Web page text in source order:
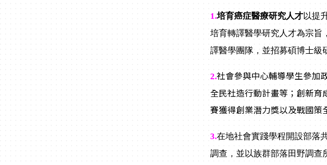
1.培育癌症醫療研究人才以提
培育轉譯醫學研究人才為宗旨，
譯醫學團隊，並招募碩博士級
2.社會參與中心輔導學生參加
全民社造行動計畫等；創新
賽獲得創業潛力獎以及戰國
3.在地社會實踐學程開設部落
調查，並以族群部落田野調查